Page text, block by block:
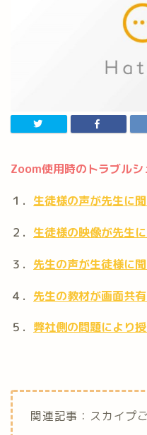
Zoom使用時のトラブル
１． 生徒様の声が先生に
２． 生徒様の映像が先生
３． 先生の声が生徒様に
４． 先生の教材が画面共
５． 弊社側の問題により
関連記事：スカイプ